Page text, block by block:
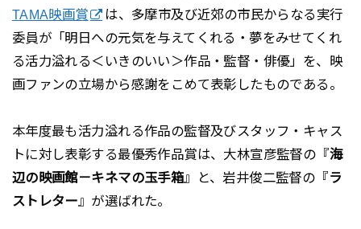
TAMA映画賞
は、多摩市及び近郊の市民からなる実行
委員が「明日への元気を与えてくれる・夢をみせてくれ
る活力溢れる＜いきのいい＞作品・監督・俳優」を、映
画ファンの立場から感謝をこめて表彰したものである。
本年度最も活力溢れる作品の監督及びスタッフ・キャス
トに対し表彰する最優秀作品賞は、大林宣彦監督の『海
辺の映画館－キネマの玉手箱』と、岩井俊二監督の『ラ
ストレター 』が選ばれた。